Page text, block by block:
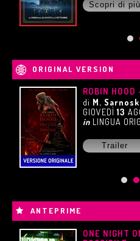
Scopri di più
ORIGINAL VERSION
ROBIN HOOD
di M.
GIOVEDÌ13
in LINGUA
Trailer
ANTEPRIME
ONE NIGHT